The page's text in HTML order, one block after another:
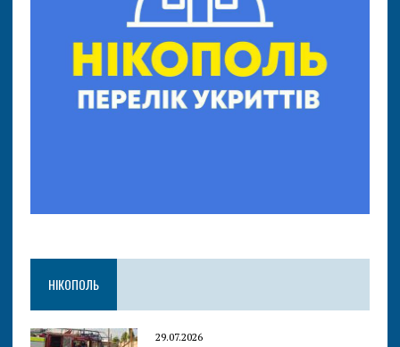
НІКОПОЛЬ
29.07.2026